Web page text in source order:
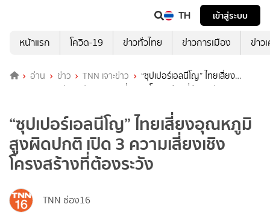
TH
เข้าสู่ระบบ
หน้าแรก
โควิด-19 ข่าวทั่วไทย ข่าวการเมือง ข่าว
อ่าน ข่าว TNN เจาะข่าว
“ซุปเปอร์เอลนีโญ” ไทยเสี่ยง
อุณหภูมิสูงผิดปกติ เปิด 3 ความเสี่ยงเชิงโครงสร้างที่ต้องระวัง
“ซุปเปอร์เอลนีโญ” ไทยเสี่ยงอุณหภูมิ
สูงผิดปกติ เปิด 3 ความเสี่ยงเชิง
โครงสร้างที่ต้องระวัง
TNN ช่อง16